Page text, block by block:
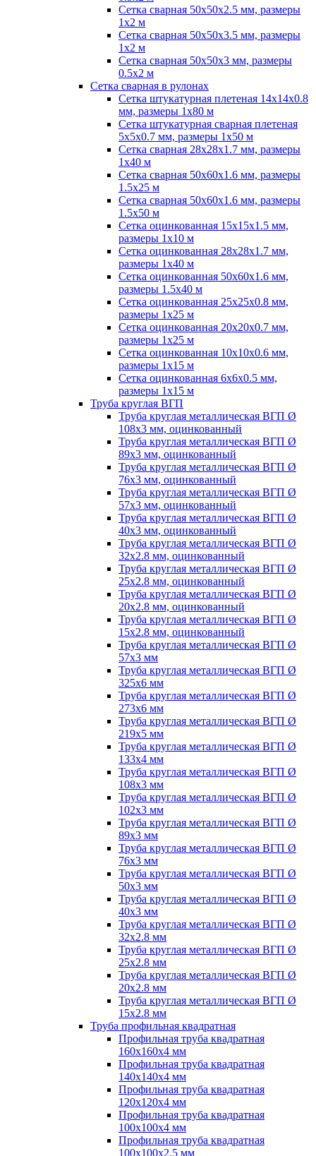
Сетка сварная 50х50х2.5 мм, размеры
1х2 м
Сетка сварная 50х50х3.5 мм, размеры
1х2 м
Сетка сварная 50х50х3 мм, размеры
0.5х2 м
Сетка сварная в рулонах
Сетка штукатурная плетеная 14х14х0.8
мм, размеры 1х80 м
Сетка штукатурная сварная плетеная
5х5х0.7 мм, размеры 1х50 м
Сетка сварная 28х28х1.7 мм, размеры
1х40 м
Сетка сварная 50х60х1.6 мм, размеры
1.5х25 м
Сетка сварная 50х60х1.6 мм, размеры
1.5х50 м
Сетка оцинкованная 15х15х1.5 мм,
размеры 1х10 м
Сетка оцинкованная 28х28х1.7 мм,
размеры 1х40 м
Сетка оцинкованная 50х60х1.6 мм,
размеры 1.5х40 м
Сетка оцинкованная 25х25х0.8 мм,
размеры 1х25 м
Сетка оцинкованная 20х20х0.7 мм,
размеры 1х25 м
Сетка оцинкованная 10х10х0.6 мм,
размеры 1х15 м
Сетка оцинкованная 6х6х0.5 мм,
размеры 1х15 м
Труба круглая ВГП
Труба круглая металлическая ВГП Ø
108х3 мм, оцинкованный
Труба круглая металлическая ВГП Ø
89х3 мм, оцинкованный
Труба круглая металлическая ВГП Ø
76х3 мм, оцинкованный
Труба круглая металлическая ВГП Ø
57х3 мм, оцинкованный
Труба круглая металлическая ВГП Ø
40х3 мм, оцинкованный
Труба круглая металлическая ВГП Ø
32х2.8 мм, оцинкованный
Труба круглая металлическая ВГП Ø
25х2.8 мм, оцинкованный
Труба круглая металлическая ВГП Ø
20х2.8 мм, оцинкованный
Труба круглая металлическая ВГП Ø
15х2.8 мм, оцинкованный
Труба круглая металлическая ВГП Ø
57х3 мм
Труба круглая металлическая ВГП Ø
325х6 мм
Труба круглая металлическая ВГП Ø
273х6 мм
Труба круглая металлическая ВГП Ø
219х5 мм
Труба круглая металлическая ВГП Ø
133х4 мм
Труба круглая металлическая ВГП Ø
108х3 мм
Труба круглая металлическая ВГП Ø
102х3 мм
Труба круглая металлическая ВГП Ø
89х3 мм
Труба круглая металлическая ВГП Ø
76х3 мм
Труба круглая металлическая ВГП Ø
50х3 мм
Труба круглая металлическая ВГП Ø
40х3 мм
Труба круглая металлическая ВГП Ø
32х2.8 мм
Труба круглая металлическая ВГП Ø
25х2.8 мм
Труба круглая металлическая ВГП Ø
20х2.8 мм
Труба круглая металлическая ВГП Ø
15х2.8 мм
Труба профильная квадратная
Профильная труба квадратная
160х160х4 мм
Профильная труба квадратная
140х140х4 мм
Профильная труба квадратная
120х120х4 мм
Профильная труба квадратная
100х100х4 мм
Профильная труба квадратная
100х100х2.5 мм